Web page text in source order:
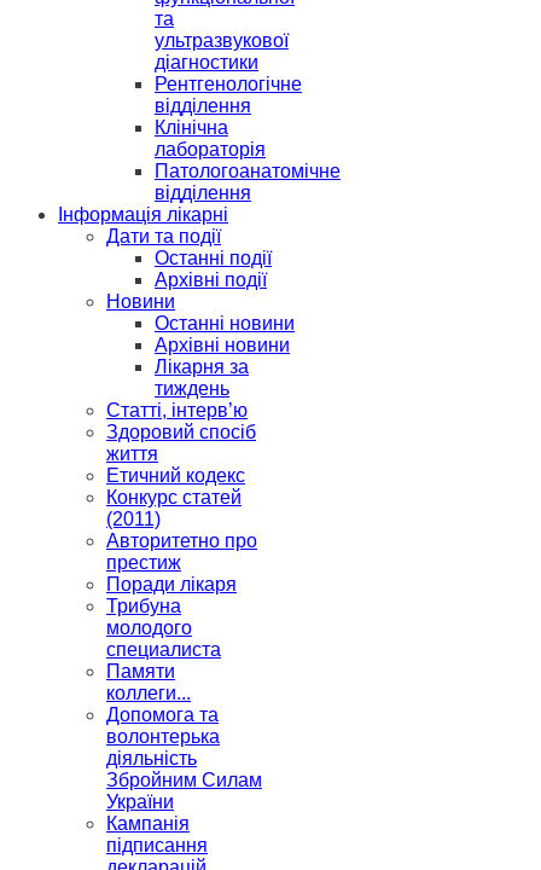
та
ультразвукової
діагностики
Рентгенологічне
відділення
Клінічна
лабораторія
Патологоанатомічне
відділення
Інформація лікарні
Дати та події
Останні події
Архівні події
Новини
Останні новини
Архівні новини
Лікарня за
тиждень
Статті, інтерв’ю
Здоровий спосіб
життя
Етичний кодекс
Конкурс статей
(2011)
Авторитетно про
престиж
Поради лікаря
Трибуна
молодого
специалиста
Памяти
коллеги...
Допомога та
волонтерька
діяльність
Збройним Силам
України
Кампанія
підписання